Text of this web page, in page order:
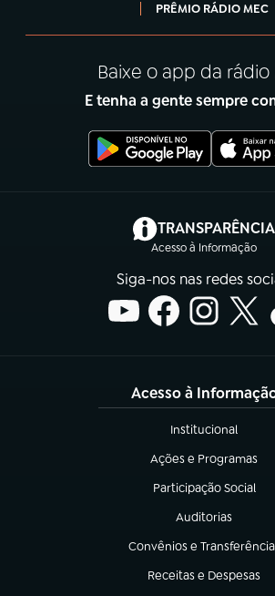
PRÊMIO RÁDIO MEC
Baixe o app da rádio
E tenha a gente sempre
TRANSPARÊNCIA
Acesso à Informação
(abre em
Siga-nos nas redes
Acesso à
Institucional
(abre em nova aba)
Ações e Programas
(abre em nova aba)
Participação Social
(abre em nova aba)
Auditorias
(abre em nova aba)
Convênios e
(abre em nova aba)
Receitas e Despesas
(abre em nova aba)